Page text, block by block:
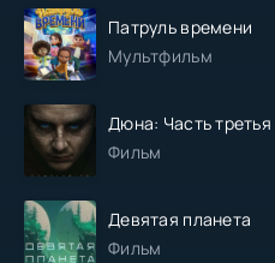
Патруль времени
Мультфильм
Дюна: Часть третья
Фильм
Девятая планета
Фильм